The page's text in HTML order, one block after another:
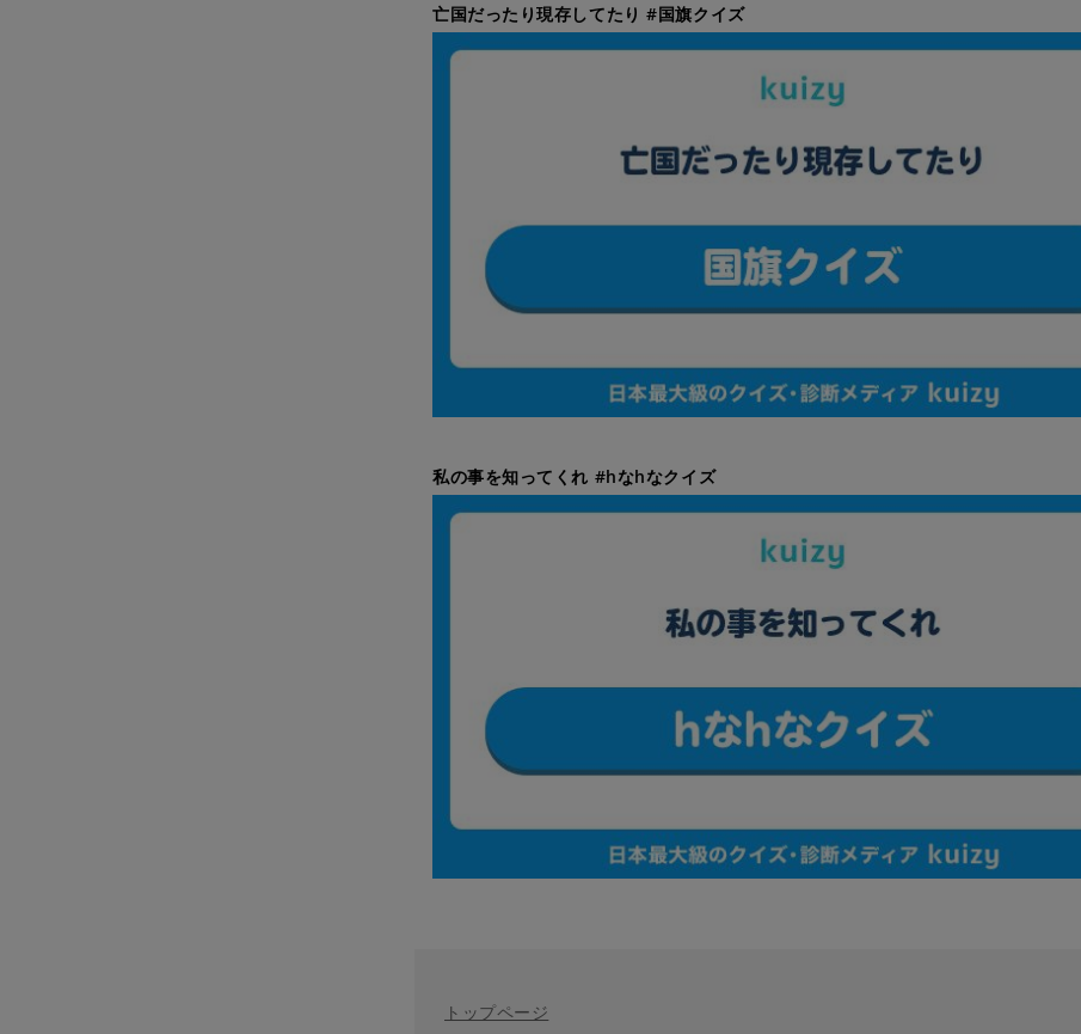
亡国だったり現存してたり #国旗クイズ
私の事を知ってくれ #hなhなクイズ
トップページ